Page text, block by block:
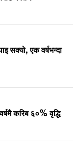
सक्यो, एक वर्षभन्दा
करिब ६०% वृद्धि